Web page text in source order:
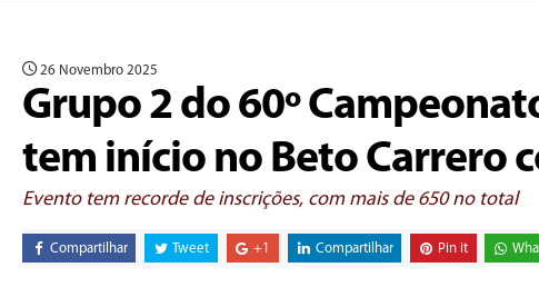
26 Novembro 2025
Grupo 2 do 60º
tem início no Beto Carrero
Evento tem recorde de inscrições, com mais de 650 no total
Compartilhar Tweet +1 Compartilhar Pin it